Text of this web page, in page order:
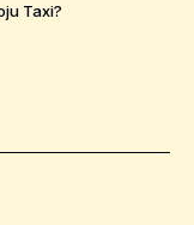
Taxi?